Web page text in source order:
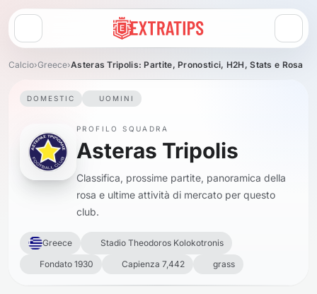
Apri menu
Calcio›Greece›Asteras Tripolis: Partite, Pronostici, H2H, Stats e Rosa
DOMESTIC UOMINI
PROFILO SQUADRA
Asteras Tripolis
Classifica, prossime partite, panoramica della
rosa e ultime attività di mercato per questo
club.
Greece
Stadio Theodoros Kolokotronis
Fondato 1930
Capienza 7,442 grass